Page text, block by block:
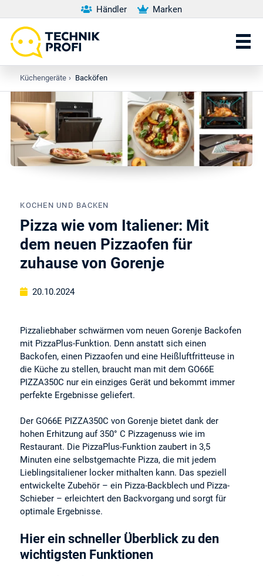
Händler Marken
Küchengeräte › Backöfen
KOCHEN UND BACKEN
Pizza wie vom Italiener: Mit
dem neuen Pizzaofen für
zuhause von Gorenje
20.10.2024
Pizzaliebhaber schwärmen vom neuen Gorenje Backofen
mit PizzaPlus-Funktion. Denn anstatt sich einen
Backofen, einen Pizzaofen und eine Heißluftfritteuse in
die Küche zu stellen, braucht man mit dem GO66E
PIZZA350C nur ein einziges Gerät und bekommt immer
perfekte Ergebnisse geliefert.
Der GO66E PIZZA350C von Gorenje bietet dank der
hohen Erhitzung auf 350° C Pizzagenuss wie im
Restaurant. Die PizzaPlus-Funktion zaubert in 3,5
Minuten eine selbstgemachte Pizza, die mit jedem
Lieblingsitaliener locker mithalten kann. Das speziell
entwickelte Zubehör – ein Pizza-Backblech und Pizza-
Schieber – erleichtert den Backvorgang und sorgt für
optimale Ergebnisse.
Hier ein schneller Überblick zu den
wichtigsten Funktionen